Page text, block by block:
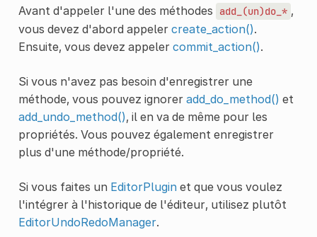
Avant d'appeler l'une des méthodes add_(un)do_* ,
vous devez d'abord appeler create_action().
Ensuite, vous devez appeler commit_action().
Si vous n'avez pas besoin d'enregistrer une
méthode, vous pouvez ignorer add_do_method() et
add_undo_method(), il en va de même pour les
propriétés. Vous pouvez également enregistrer
plus d'une méthode/propriété.
Si vous faites un EditorPluginet que vous voulez
l'intégrer à l'historique de l'éditeur, utilisez plutôt
EditorUndoRedoManager.